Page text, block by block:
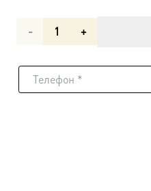
Количество
Владимирская